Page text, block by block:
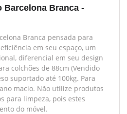
Barcelona Branca -
Branca pensada para
em seu espaço, um
diferencial em seu design
colchões de 88cm (Vendido
suportado até 100kg. Para
macio. Não utilize produtos
para limpeza, pois estes
do móvel.